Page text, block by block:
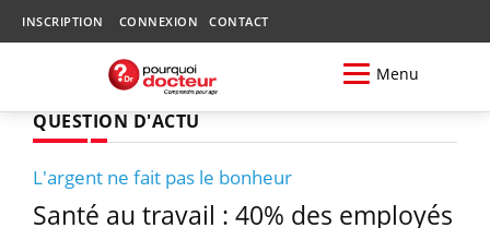
INSCRIPTION CONNEXION CONTACT
Menu
QUESTION D'ACTU
L'argent ne fait pas le bonheur
Santé au travail : 40% des employés